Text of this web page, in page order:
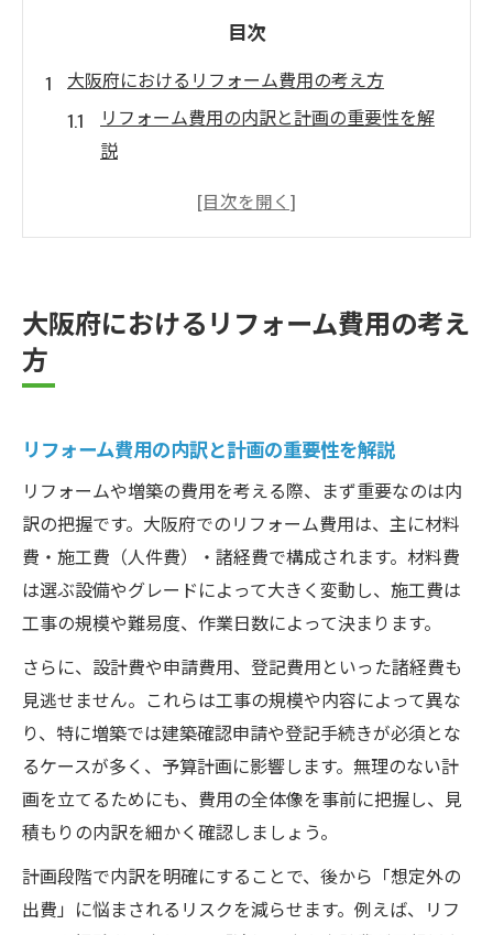
目次
大阪府におけるリフォーム費用の考え方
リフォーム費用の内訳と計画の重要性を解
説
見積もり比較でリフォーム費用を賢く把握
リフォーム業者選びで費用差が生まれる理
増築リフォームで押さえるべき費用ポイン
リフォームと増築の違いを把握し予算を立
てる
増築時に発生しやすい追加費用を事前に確
認
増築リフォーム依頼先選びの注意点とは
リフォームの費用相場を大阪府で知るべき理由
リフォーム費用相場を知り予算オーバーを
防ぐ
大阪府のリフォーム動向から見る費用の特
徴
費用相場を基にしたリフォーム業者選びの
大阪府におけるリフォーム費用の考え
方
リフォーム費用の内訳と計画の重要性を解説
リフォームや増築の費用を考える際、まず重要なのは内
訳の把握です。大阪府でのリフォーム費用は、主に材料
費・施工費（人件費）・諸経費で構成されます。材料費
は選ぶ設備やグレードによって大きく変動し、施工費は
工事の規模や難易度、作業日数によって決まります。
さらに、設計費や申請費用、登記費用といった諸経費も
見逃せません。これらは工事の規模や内容によって異な
り、特に増築では建築確認申請や登記手続きが必須とな
るケースが多く、予算計画に影響します。無理のない計
画を立てるためにも、費用の全体像を事前に把握し、見
積もりの内訳を細かく確認しましょう。
計画段階で内訳を明確にすることで、後から「想定外の
出費」に悩まされるリスクを減らせます。例えば、リフ